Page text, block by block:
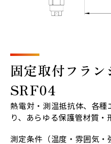
固定取付フラ
SRF04
熱電対・測温抵抗体、各
り、あらゆる保護管材質・
測定条件（温度・雰囲気・